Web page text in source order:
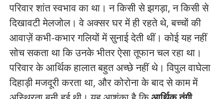
परिवार शांत स्वभाव का था। न किसी से झगड़ा, न किसी से
दिखावटी मेलजोल। वे अक्सर घर में ही रहते थे, बच्चों की
आवाज़ें कभी-कभार गलियों में सुनाई देती थीं। कोई यह नहीं
सोच सकता था कि उनके भीतर ऐसा तूफान चल रहा था।
परिवार के आर्थिक हालात बहुत अच्छे नहीं थे। विपुल वाघेला
दिहाड़ी मजदूरी करता था, और कोरोना के बाद से काम में